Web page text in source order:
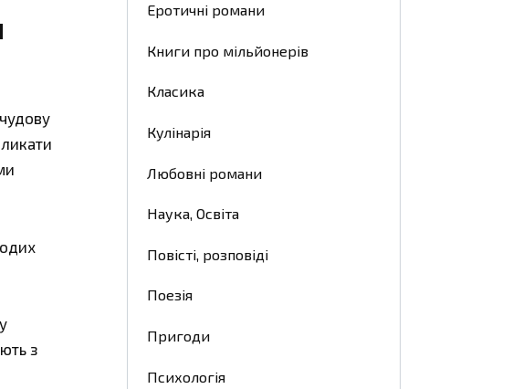
з
Еротичні романи
Книги про мільйонерів
Класика
Кулінарія
Любовні романи
Наука, Освіта
Повісті, розповіді
Поезія
Пригоди
Психологія